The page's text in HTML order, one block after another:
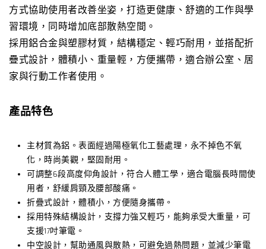
方式協助使用者改善坐姿，打造更健康、舒適的工作與學
習環境，同時增加底部散熱空間。
採用鋁合金與塑膠材質，結構穩定、輕巧耐用，並搭配折
疊式設計，體積小、重量輕，方便攜帶，適合辦公室、居
家與行動工作者使用。
產品特色
主材質為鋁。表面經過陽極氧化工藝處理，永不掉色不氧
化，時尚美觀，堅固耐用。
可調整6段高度仰角設計，符合人體工學，適合電腦長時間使
用者，舒緩肩頸及腰部酸痛。
折疊式設計，體積小，方便隨身攜帶。
採用特殊結構設計，支撐力強又輕巧，能夠承受大重量，可
支援17吋筆電。
中空設計，幫助通風與散熱，可避免過熱問題，並減少筆電